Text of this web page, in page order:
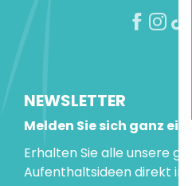
NEWSLETTER
Melden Sie sich ganz
Erhalten Sie alle unsere
Aufenthaltsideen direkt in